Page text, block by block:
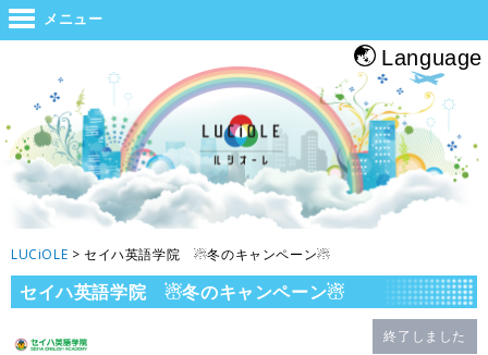
世界と大阪をつなぐジャンクション。旅をする人・帰る人・地元の人がホッと
メニュー
Language
LUCiOLE >セイハ英語学院 ☃冬のキャンペーン☃
セイハ英語学院 ☃冬のキャンペーン☃
終了しました